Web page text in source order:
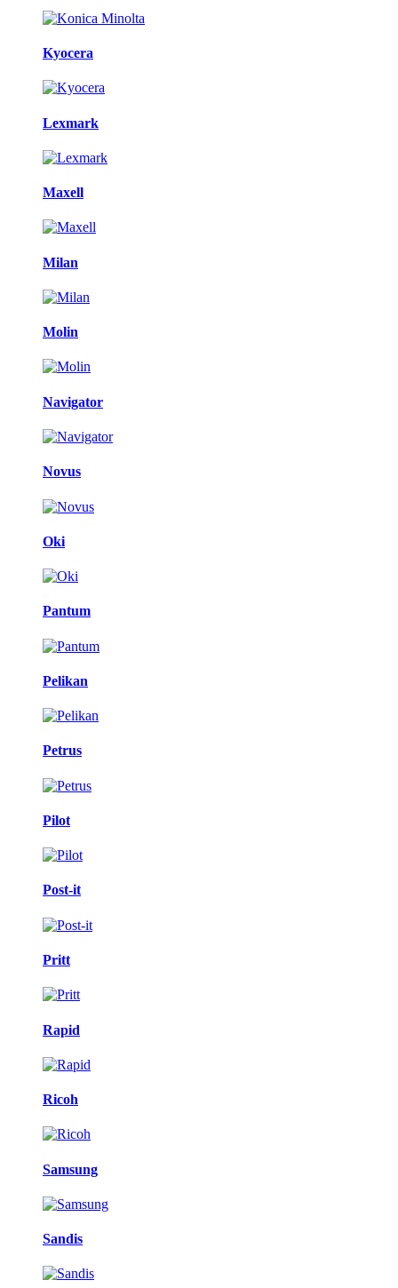
Kyocera
Lexmark
Maxell
Milan
Molin
Navigator
Novus
Oki
Pantum
Pelikan
Petrus
Pilot
Post-it
Pritt
Rapid
Ricoh
Samsung
Sandis